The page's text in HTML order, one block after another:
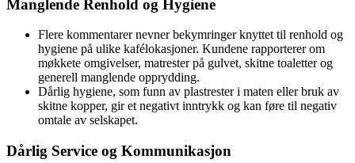
Manglende Renhold og Hygiene
Flere kommentarer nevner bekymringer knyttet til renhold og
hygiene på ulike kafélokasjoner. Kundene rapporterer om
møkkete omgivelser, matrester på gulvet, skitne toaletter og
generell manglende opprydding.
Dårlig hygiene, som funn av plastrester i maten eller bruk av
skitne kopper, gir et negativt inntrykk og kan føre til negativ
omtale av selskapet.
Dårlig Service og Kommunikasjon